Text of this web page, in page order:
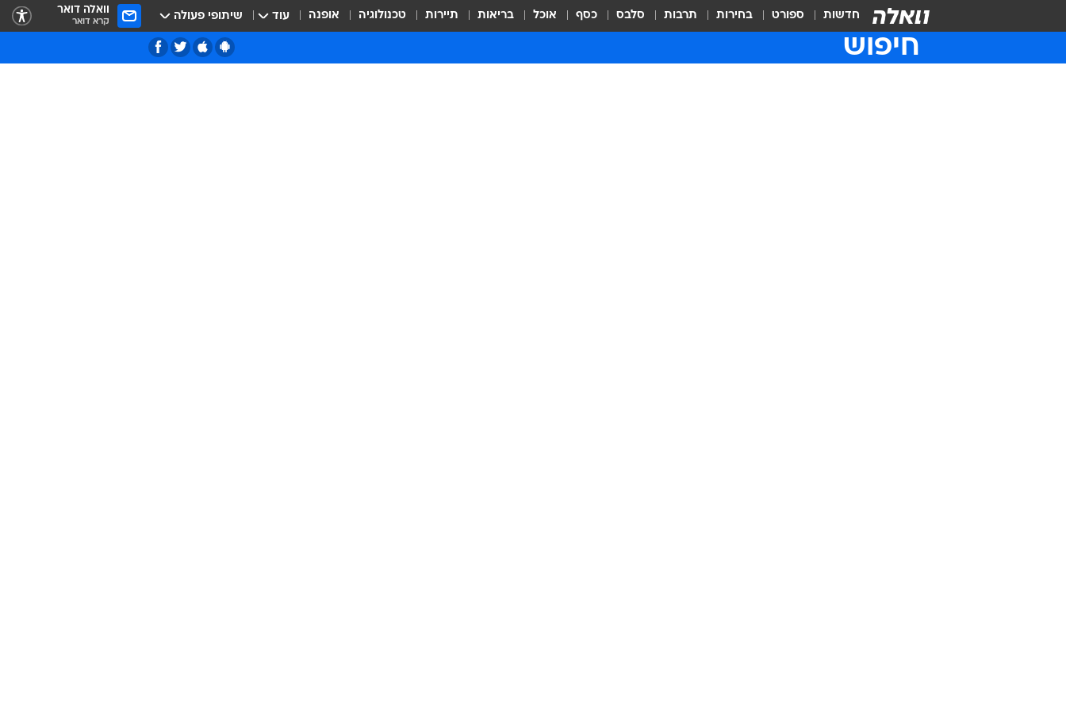
חדשות ספורט בחירות תרבות סלבס כסף אוכל בריאות תיירות טכנולוגיה אופנה עוד שיתופי פעולה וואלה דואר
קרא דואר
חיפוש